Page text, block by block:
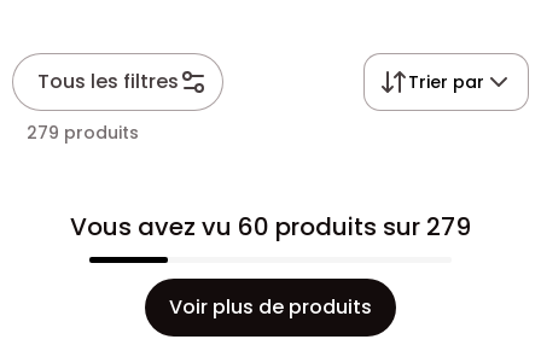
option massante : trouvez la chaise gaming
adaptée à vos besoins et à votre espace.
Tous les filtres Trier par
279 produits
Vous avez vu 60 produits sur 279
Voir plus de produits